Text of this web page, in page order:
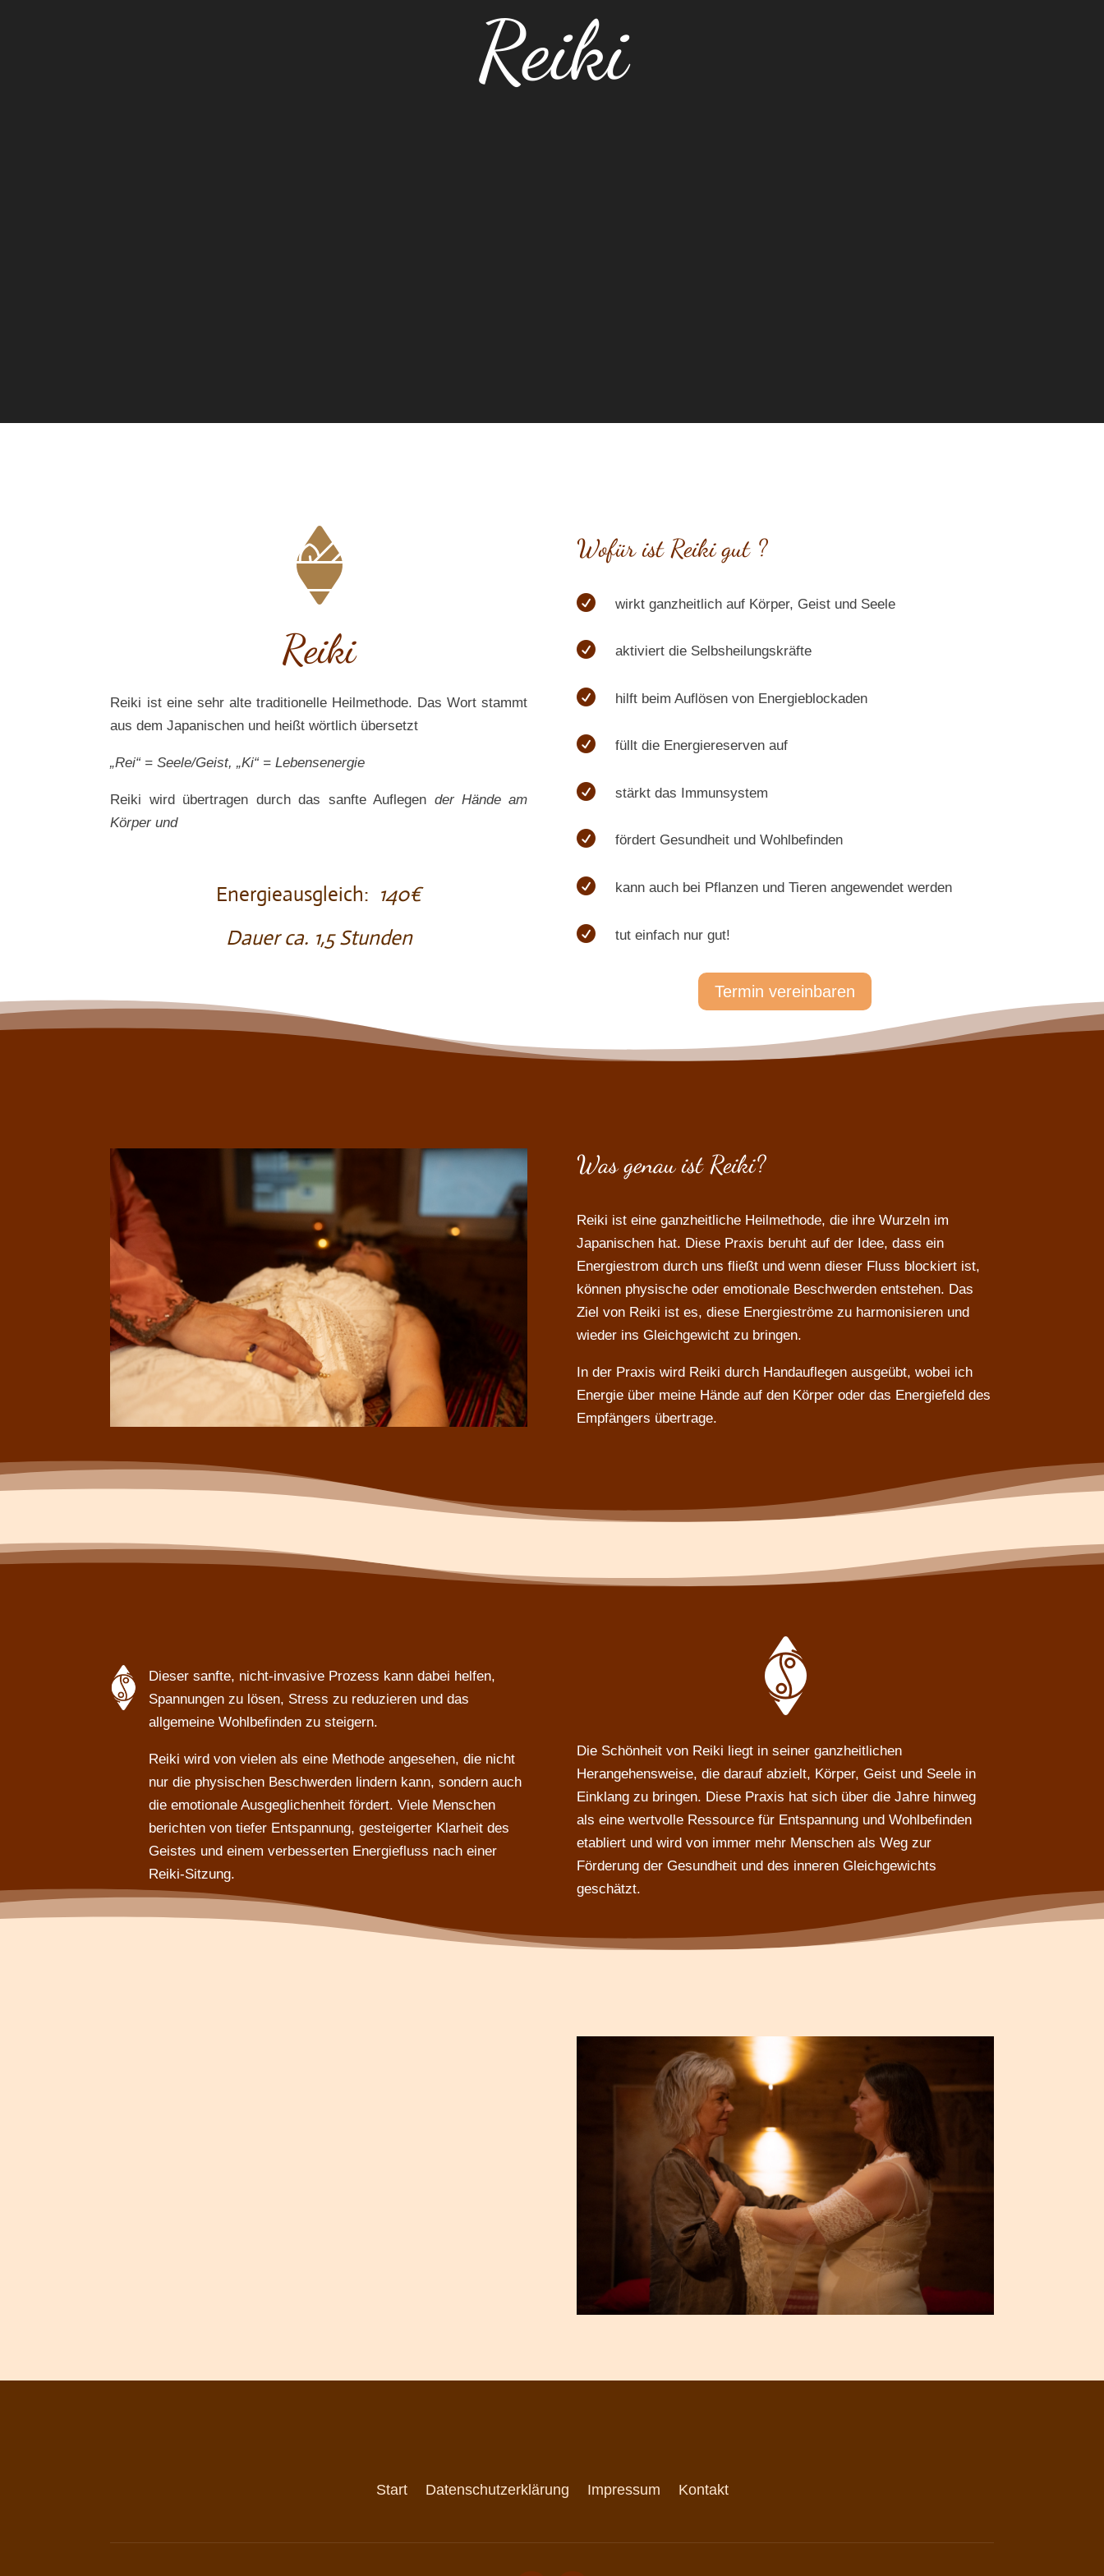
Reiki
Reiki
Reiki ist eine sehr alte traditionelle Heilmethode. Das Wort stammt
aus dem Japanischen und heißt wörtlich übersetzt
„Rei“ = Seele/Geist, „Ki“ = Lebensenergie
Reiki wird übertragen durch das sanfte Auflegen der Hände am
Körper und
Energieausgleich: 140€
Dauer ca. 1,5 Stunden
Wofür ist Reiki gut ?
 wirkt ganzheitlich auf Körper, Geist und Seele
 aktiviert die Selbsheilungskräfte
 hilft beim Auflösen von Energieblockaden
 füllt die Energiereserven auf
 stärkt das Immunsystem
 fördert Gesundheit und Wohlbefinden
 kann auch bei Pflanzen und Tieren angewendet werden
 tut einfach nur gut!
Termin vereinbaren
Was genau ist Reiki?
Reiki ist eine ganzheitliche Heilmethode, die ihre Wurzeln im
Japanischen hat. Diese Praxis beruht auf der Idee, dass ein
Energiestrom durch uns fließt und wenn dieser Fluss blockiert ist,
können physische oder emotionale Beschwerden entstehen. Das
Ziel von Reiki ist es, diese Energieströme zu harmonisieren und
wieder ins Gleichgewicht zu bringen.
In der Praxis wird Reiki durch Handauflegen ausgeübt, wobei ich
Energie über meine Hände auf den Körper oder das Energiefeld des
Empfängers übertrage.
Dieser sanfte, nicht-invasive Prozess kann dabei helfen,
Spannungen zu lösen, Stress zu reduzieren und das
allgemeine Wohlbefinden zu steigern.
Reiki wird von vielen als eine Methode angesehen, die nicht
nur die physischen Beschwerden lindern kann, sondern auch
die emotionale Ausgeglichenheit fördert. Viele Menschen
berichten von tiefer Entspannung, gesteigerter Klarheit des
Geistes und einem verbesserten Energiefluss nach einer
Reiki-Sitzung.
Die Schönheit von Reiki liegt in seiner ganzheitlichen
Herangehensweise, die darauf abzielt, Körper, Geist und Seele in
Einklang zu bringen. Diese Praxis hat sich über die Jahre hinweg
als eine wertvolle Ressource für Entspannung und Wohlbefinden
etabliert und wird von immer mehr Menschen als Weg zur
Förderung der Gesundheit und des inneren Gleichgewichts
geschätzt.
Start Datenschutzerklärung Impressum Kontakt